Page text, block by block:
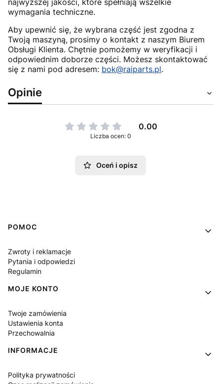
najwyższej jakości, które spełniają wszelkie
wymagania techniczne.
Aby upewnić się, że wybrana część jest zgodna z
Twoją maszyną, prosimy o kontakt z naszym Biurem
Obsługi Klienta. Chętnie pomożemy w weryfikacji i
odpowiednim doborze części. Możesz skontaktować
się z nami pod adresem: bok@raiparts.pl.
Opinie
0.00
Liczba ocen: 0
Oceń i opisz
Linki w stopce
POMOC
Zwroty i reklamacje
Pytania i odpowiedzi
Regulamin
MOJE KONTO
Twoje zamówienia
Ustawienia konta
Przechowalnia
INFORMACJE
Polityka prywatności